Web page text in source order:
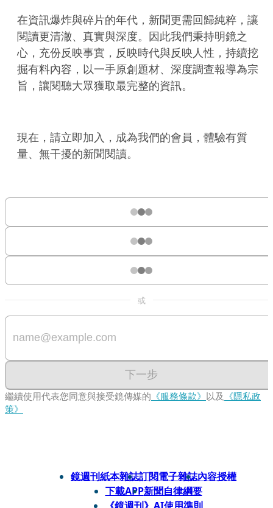
在資訊爆炸與碎片的年代，新聞更需回歸純粹，讓
閱讀更清澈、真實與深度。因此我們秉持明鏡之
心，充份反映事實，反映時代與反映人性，持續挖
掘有料內容，以一手原創題材、深度調查報導為宗
旨，讓閱聽大眾獲取最完整的資訊。
現在，請立即加入，成為我們的會員，體驗有質
量、無干擾的新聞閱讀。
或
下一步
繼續使用代表您同意與接受鏡傳媒的 《服務條款》 以及 《隱私政
策》
鏡週刊紙本雜誌訂閱電子雜誌內容授權
下載APP新聞自律綱要